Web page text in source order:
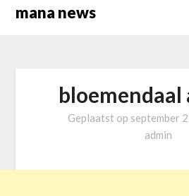
Overslaan
mana news
bloemendaal
Geplaatst op september
admin